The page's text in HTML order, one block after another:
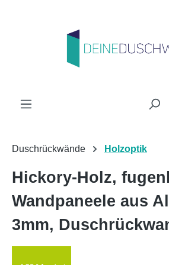
Duschrückwände Holzoptik
Hickory-Holz,
Wandpaneele aus
3mm,